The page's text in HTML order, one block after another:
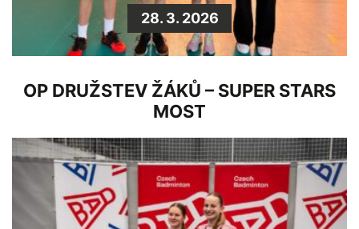
28. 3. 2026
OP DRUŽSTEV ŽÁKŮ – SUPER STARS
MOST